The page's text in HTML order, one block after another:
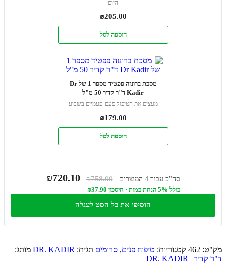
היום
₪205.00
הוספה לסל
מסכת ברונזה פפטיד מספר 1 של Dr
Kadir ד"ר קדיר 50 מ"ל
מעצים את הטיפול פעם־פעמיים בשבוע
₪179.00
הוספה לסל
סה"כ עבור 4 המוצרים ₪758.00
₪720.10
כולל 5% הנחת כמות · חיסכון ₪37.90
הוסיפו את כל הסט לעגלה
מק"ט: 462 קטגוריות: טיפוח פנים, סרומים תגית: DR. KADIR מותג:
ד"ר קדיר | DR. KADIR